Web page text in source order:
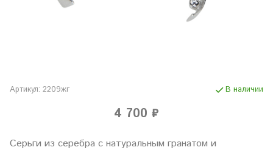
Артикул: 2209жг В наличии
4 700 ₽
Серьги из серебра с натуральным гранатом и